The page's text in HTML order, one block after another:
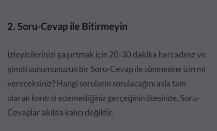
2. Soru-Cevap ile Bitirmeyin
İzleyicilerinizi şaşırtmak için 20-30 dakika harcadınız ve
şimdi sunumunuzun bir Soru-Cevap ile sönmesine izin mi
vereceksiniz? Hangi soruların sorulacağını asla tam
olarak kontrol edemediğiniz gerçeğinin ötesinde, Soru-
Cevaplar akılda kalıcı değildir.